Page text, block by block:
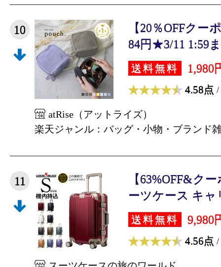
10
【20％OFFクー
84円★3/11 1:59
送料無料 1,980
4.58点 /
atRise（アットライズ）
楽天ジャンル：バッグ・小物・ブランド
11
【63%OFF&ク
ーツケース キャ
送料無料 9,980
4.56点 /